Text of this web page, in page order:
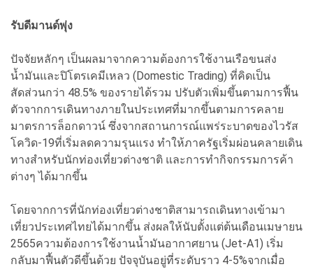
รับดีมานด์พุ่ง
ปัจจัยหลักๆ เป็นผลมาจากความต้องการใช้งานเรือขนส่ง
น้ำมันและปิโตรเคมีเหลว (Domestic Trading) ที่คิดเป็น
สัดส่วนกว่า 48.5% ของรายได้รวม ปรับตัวเพิ่มขึ้นตามการฟื้น
ตัวจากการเดินทางภายในประเทศที่มากขึ้นตามการคลาย
มาตรการล็อกดาวน์ ซึ่งจากสถานการณ์แพร่ระบาดของไวรัส
โควิด-19ที่เริ่มลดความรุนแรง ทำให้ภาครัฐเริ่มผ่อนคลายเดิน
ทางสำหรับนักท่องเที่ยวต่างชาติ และการทำกิจกรรมการค้า
ต่างๆ ได้มากขึ้น
โดยจากการที่นักท่องเที่ยวต่างชาติสามารถเดินทางเข้ามา
เที่ยวประเทศไทยได้มากขึ้น ส่งผลให้นับตั้งแต่ต้นเดือนเมษายน
2565ความต้องการใช้งานน้ำมันอากาศยาน (Jet-A1) เริ่ม
กลับมาฟื้นตัวดีขึ้นด้วย ปัจจุบันอยู่ที่ระดับราว 4-5%จากเมื่อ